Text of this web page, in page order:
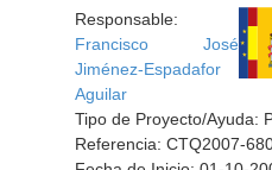
Responsable:
Francisco José
Jiménez-Espadafor
Aguilar
Tipo de Proyecto/Ayuda:
Referencia: CTQ2007-